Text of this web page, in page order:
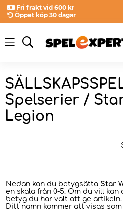
Fri frakt vid 600 kr
Öppet köp 30 dagar
Spelserier /
Legion
Nedan kan du betygsätta Star
en skala från 0-5. Om du vill
betyg du har valt att ge artikeln.
Ditt namn kommer att visas som